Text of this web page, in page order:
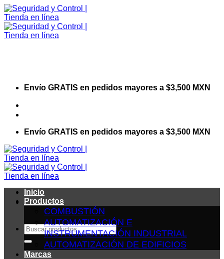
Saltar
al
contenido
Envío GRATIS en pedidos mayores a $3,500 MXN
Envío GRATIS en pedidos mayores a $3,500 MXN
Buscar
por:
Inicio
Productos
COMBUSTIÓN
AUTOMATIZACIÓN E
INSTRUMENTACIÓN INDUSTRIAL
AUTOMATIZACIÓN DE EDIFICIOS
Marcas